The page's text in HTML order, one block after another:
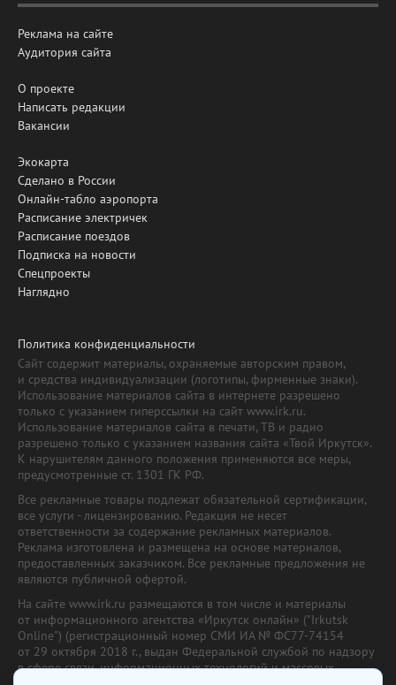
Реклама на сайте
Аудитория сайта
О проекте
Написать редакции
Вакансии
Экокарта
Сделано в России
Онлайн-табло аэропорта
Расписание электричек
Расписание поездов
Подписка на новости
Спецпроекты
Наглядно
Политика конфиденциальности
Сайт содержит материалы, охраняемые авторским правом,
и средства индивидуализации (логотипы, фирменные знаки).
Использование материалов сайта в интернете разрешено
только с указанием гиперссылки на сайт www.irk.ru.
Использование материалов сайта в печати, ТВ и радио
разрешено только с указанием названия сайта «Твой Иркутск».
К нарушителям данного положения применяются все меры,
предусмотренные ст. 1301 ГК РФ.
Все рекламные товары подлежат обязательной сертификации,
все услуги - лицензированию. Редакция не несет
ответственности за содержание рекламных материалов.
Реклама изготовлена и размещена на основе материалов,
предоставленных заказчиком. Все рекламные предложения не
являются публичной офертой.
На сайте www.irk.ru размещаются в том числе и материалы
от информационного агентства «Иркутск онлайн» ("Irkutsk
Online") (регистрационный номер СМИ ИА № ФС77-74154
от 29 октября 2018 г., выдан Федеральной службой по надзору
в сфере связи, информационных технологий и массовых